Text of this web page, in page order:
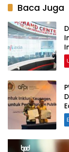
Baca Juga